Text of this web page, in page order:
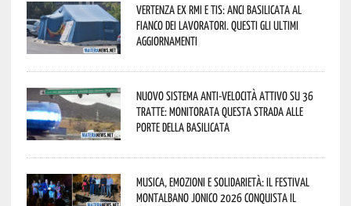
Vertenza ex RMI e TIS: ANCI Basilicata al
fianco dei lavoratori. Questi gli ultimi
aggiornamenti
Nuovo sistema anti-velocità attivo su 36
tratte: monitorata questa strada alle
porte della Basilicata
Musica, emozioni e solidarietà: il Festival
Montalbano Jonico 2026 conquista il